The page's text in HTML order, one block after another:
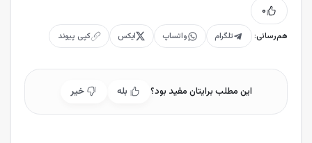
۰
هم‌رسانی: تلگرام واتساپ ایکس کپی پیوند
این مطلب برایتان مفید بود؟ بله خیر